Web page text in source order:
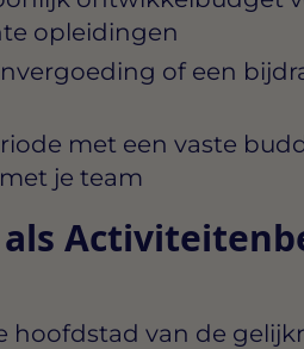
opleidingen
of een
met een vaste
je team
hoofdstad van de